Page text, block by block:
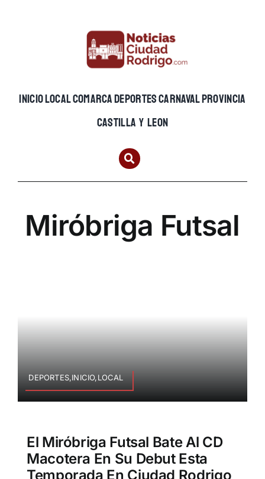
INICIOLOCALCOMARCADEPORTESCARNAVALPROVINCIA
CASTILLA Y LEON
Miróbriga Futsal
DEPORTES,INICIO,LOCAL
El Miróbriga Futsal Bate Al CD
Macotera En Su Debut Esta
Temporada En Ciudad Rodrigo